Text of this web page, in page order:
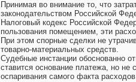
Принимая во внимание то, что
законодательством Российской
Налоговый кодекс Российской
пользования помещением, эти
При этом спорные сделки не
товарно-материальных средств.
Судебные инстанции обоснованно
ставится основание платежа, но не
оспаривания самого факта